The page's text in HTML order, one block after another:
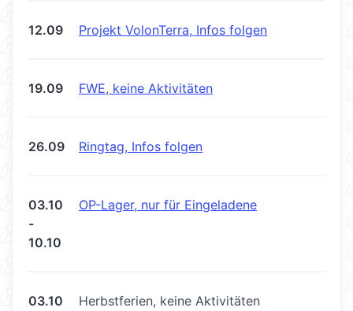
12.09 Projekt VolonTerra, Infos folgen
19.09 FWE, keine Aktivitäten
26.09 Ringtag, Infos folgen
03.10
-
10.10
OP-Lager, nur für Eingeladene
03.10
Herbstferien, keine Aktivitäten